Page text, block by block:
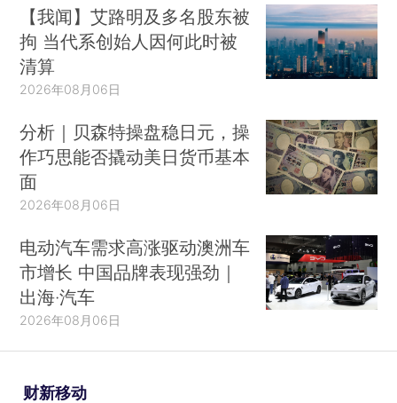
【我闻】艾路明及多名股东被
拘 当代系创始人因何此时被
清算
2026年08月06日
分析｜贝森特操盘稳日元，操
作巧思能否撬动美日货币基本
面
2026年08月06日
电动汽车需求高涨驱动澳洲车
市增长 中国品牌表现强劲｜
出海·汽车
2026年08月06日
财新移动